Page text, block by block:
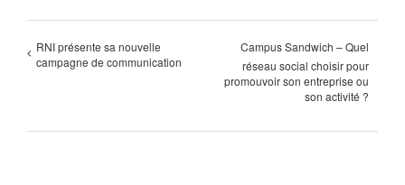
RNI présente sa nouvelle
campagne de communication
Campus Sandwich – Quel
réseau social choisir pour
promouvoir son entreprise ou
son activité ?